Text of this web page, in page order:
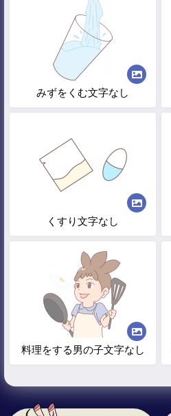
みずをくむ文字なし
くすり文字なし
料理をする男の子文字なし